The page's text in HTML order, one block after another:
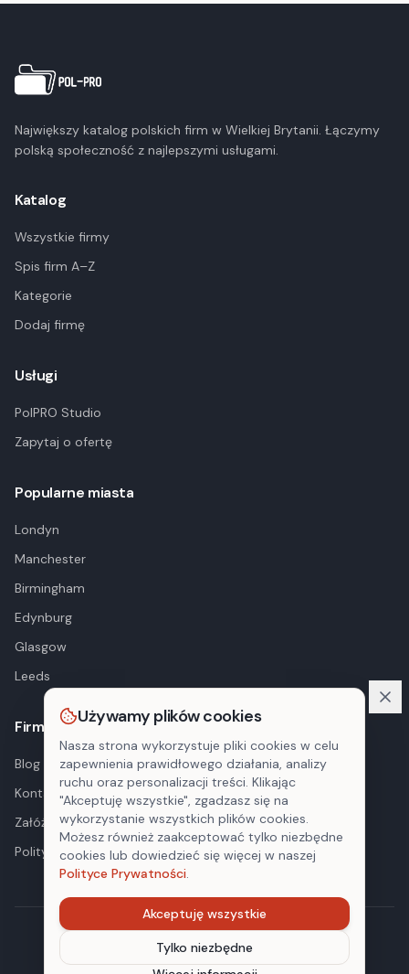
Największy katalog polskich firm w Wielkiej Brytanii. Łączymy
polską społeczność z najlepszymi usługami.
Katalog
Wszystkie firmy
Spis firm A–Z
Kategorie
Dodaj firmę
Usługi
PolPRO Studio
Zapytaj o ofertę
Popularne miasta
Londyn
Manchester
Birmingham
Edynburg
Glasgow
Leeds
Firma
Blog
Kontakt
Załóż konto
Polityka prywatności
PolPRO. Wszystkie prawa zastrzeżone.
Używamy plików cookies
Nasza strona wykorzystuje pliki cookies w celu
zapewnienia prawidłowego działania, analizy
ruchu oraz personalizacji treści. Klikając
"Akceptuję wszystkie", zgadzasz się na
wykorzystanie wszystkich plików cookies.
Możesz również zaakceptować tylko niezbędne
cookies lub dowiedzieć się więcej w naszej
Polityce Prywatności.
Akceptuję wszystkie
Tylko niezbędne